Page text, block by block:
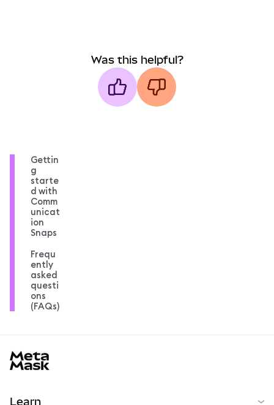
Was this helpful?
Gettin
g
starte
d with
Comm
unicat
ion
Snaps
Frequ
ently
asked
questi
ons
(FAQs)
Learn